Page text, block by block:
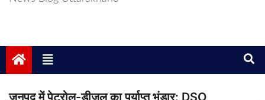
जनपद में पेट्रोल-डीजल का पर्याप्त भंडार: DSO